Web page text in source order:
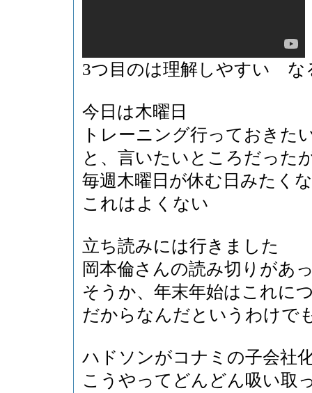
3つ目のは理解しやすい な
今日は木曜日
トレーニング行っておきた
と、言いたいところだった
毎週木曜日が休む日みたく
これはよくない
立ち読みには行きました
岡本倫さんの読み切りがあ
そうか、年末年始はこれに
だからなんだというわけで
ハドソンがコナミの子会社
こうやってどんどん吸い取